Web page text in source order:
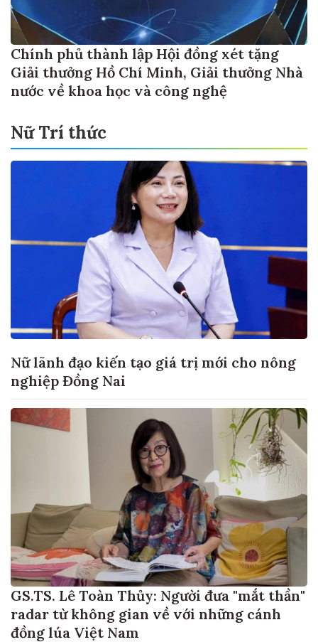
Chính phủ thành lập Hội đồng xét tặng
Giải thưởng Hồ Chí Minh, Giải thưởng Nhà
nước về khoa học và công nghệ
Nữ Trí thức
Nữ lãnh đạo kiến tạo giá trị mới cho nông
nghiệp Đồng Nai
GS.TS. Lê Toàn Thủy: Người đưa "mắt thần"
radar từ không gian về với những cánh
đồng lúa Việt Nam